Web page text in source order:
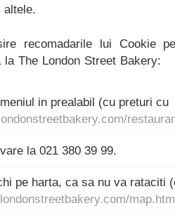
altele.
recomadarile lui Cookie
la The London Street Bakery:
in prealabil (cu preturi cu
la 021 380 39 99.
pe harta, ca sa nu va rataciti